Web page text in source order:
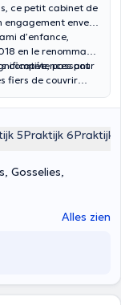
ce petit cabinet de
engagement envers
d’enfance,
en le renommant
compétences pour
passant
fiers de couvrir
de Bruxelles.
5Praktijk 6Praktijk
Gosselies,
Alles zien